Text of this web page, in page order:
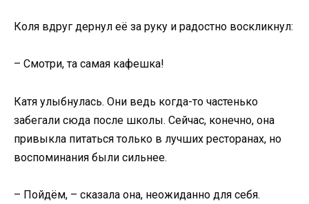
Коля вдруг дернул её за руку и радостно воскликнул:
– Смотри, та самая кафешка!
Катя улыбнулась. Они ведь когда-то частенько
забегали сюда после школы. Сейчас, конечно, она
привыкла питаться только в лучших ресторанах, но
воспоминания были сильнее.
– Пойдём, – сказала она, неожиданно для себя.